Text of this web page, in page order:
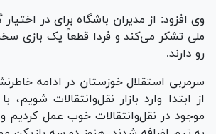
وی افزود: از مدیران باشگاه برای در
ملی تشکر می‌کند و فردا قطعاً یک بازی
رو دارند.
سرمربی استقلال خوزستان در ادامه
از ابتدا وارد بازار نقل‌و‌انتقالات شویم،
موجود در نقل‌وانتقالات خوب عمل کردیم و